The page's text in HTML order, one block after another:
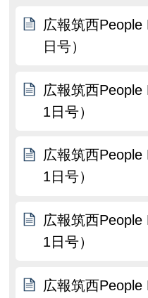
広報筑西
日号）
広報筑西People
1日号）
広報筑西People
1日号）
広報筑西People
1日号）
広報筑西